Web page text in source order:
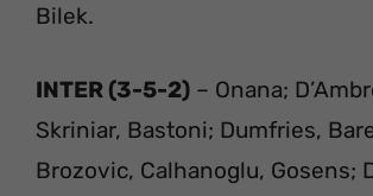
Bilek.
INTER (3-5-2) – Onana;
Skriniar, Bastoni; Dumfries,
Brozovic, Calhanoglu, Gosens;